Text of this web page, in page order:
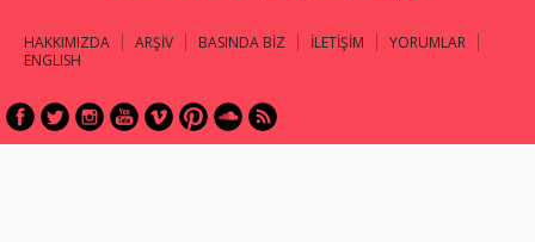
HAKKIMIZDA ARŞİV BASINDA BİZ İLETİŞİM
YORUMLAR
ENGLISH